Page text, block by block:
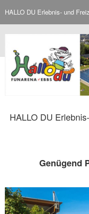
HALLO DU Erlebnis- und
HALLO DU
Genügend